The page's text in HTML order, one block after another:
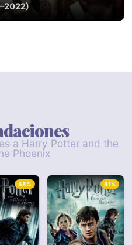
a Harry Potter and the
Phoenix
58% 51%